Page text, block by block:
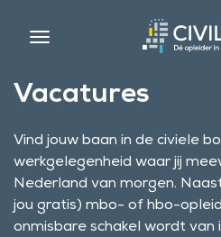
Vacatures
Vind jouw baan in de civiele
werkgelegenheid waar jij
Nederland van morgen.
jou gratis) mbo- of hbo-
onmisbare schakel wordt van